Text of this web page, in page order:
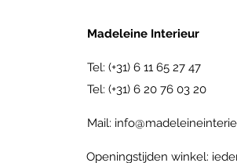
Madeleine Interieur
Tel: (+31) 6 11 65 27 47
Tel: (+31) 6 20 76 03 20
Mail:
Openingstijden winkel: